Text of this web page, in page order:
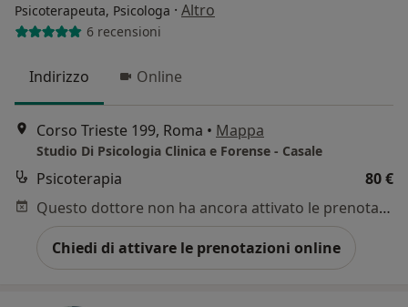
Psicoterapeuta, Psicologa · Altro
6 recensioni
Indirizzo Online
Corso Trieste 199, Roma • Mappa
Studio Di Psicologia Clinica e Forense - Casale
Psicoterapia
80 €
Questo dottore non ha ancora attivato le prenotazioni online presso questo indirizzo.
Chiedi di attivare le prenotazioni online